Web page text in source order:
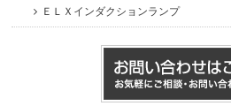
ＥＬＸインダクションランプ